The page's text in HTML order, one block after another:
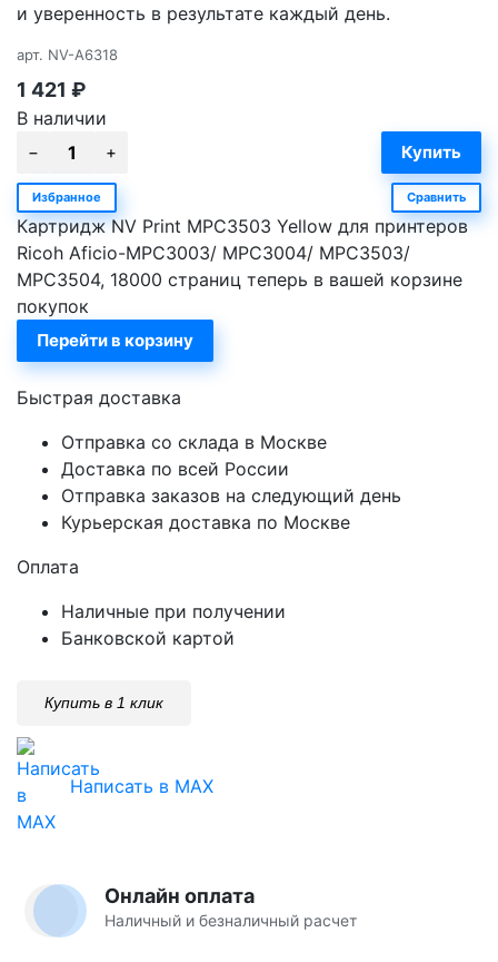
и уверенность в результате каждый день.
арт. NV-A6318
1 421 ₽
В наличии
Избранное Сравнить
Картридж NV Print MPC3503 Yellow для принтеров
Ricoh Aficio-MPC3003/ MPC3004/ MPC3503/
MPC3504, 18000 страниц теперь в вашей корзине
покупок
Перейти в корзину
Быстрая доставка
Отправка со склада в Москве
Доставка по всей России
Отправка заказов на следующий день
Курьерская доставка по Москве
Оплата
Наличные при получении
Банковской картой
Купить в 1 клик
Написать в MAX
Онлайн оплата
Наличный и безналичный расчет